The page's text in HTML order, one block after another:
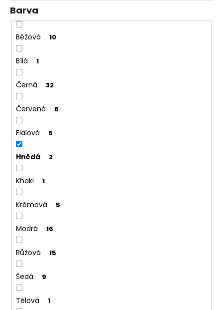
Barva
Béžová 10
Bílá 1
Černá 32
Červená 6
Fialová 5
Hnědá 2
Khaki 1
Krémová 5
Modrá 16
Růžová 15
Šedá 9
Tělová 1